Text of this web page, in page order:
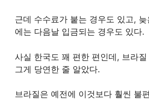
근데 수수료가 붙는 경우도 있고,
에는 다음날 입금되는 경우도 있다.
사실 한국도 꽤 편한 편인데, 브라
그게 당연한 줄 알았다.
브라질은 예전에 이것보다 훨씬 불